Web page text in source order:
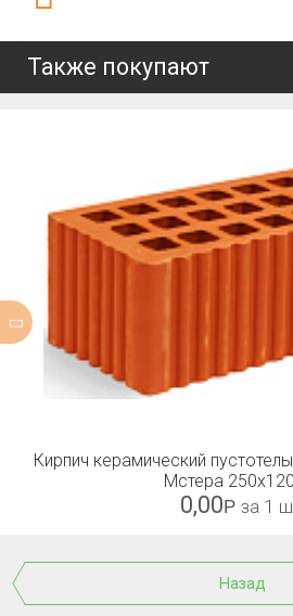
Также покупают
Кирпич керамический
Мстера
0,00Р за 1
Назад